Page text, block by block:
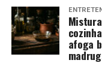
afoga